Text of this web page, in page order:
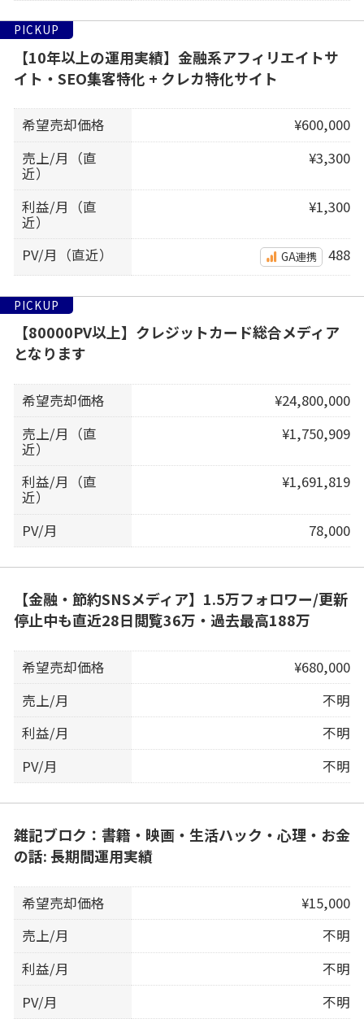
PICKUP
【10年以上の運用実績】金融系アフィリエイトサ
イト・SEO集客特化 + クレカ特化サイト
希望売却価格
¥600,000
売上/月（直
近）
¥3,300
利益/月（直
近）
¥1,300
PV/月（直近） GA連携 488
PICKUP
【80000PV以上】クレジットカード総合メディア
となります
希望売却価格
¥24,800,000
売上/月（直
近）
¥1,750,909
利益/月（直
近）
¥1,691,819
PV/月 78,000
【金融・節約SNSメディア】1.5万フォロワー/更新
停止中も直近28日閲覧36万・過去最高188万
希望売却価格
¥680,000
売上/月
不明
利益/月
不明
PV/月
不明
雑記ブロク：書籍・映画・生活ハック・心理・お金
の話: 長期間運用実績
希望売却価格
¥15,000
売上/月
不明
利益/月
不明
PV/月
不明